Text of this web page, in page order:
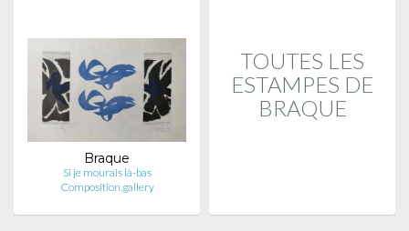
Braque
Si je mourais là-bas
Composition.gallery
TOUTES LES
ESTAMPES DE
BRAQUE